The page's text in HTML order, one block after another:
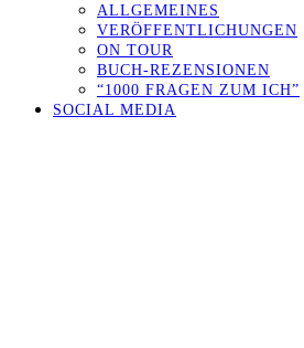
ALLGEMEINES
VERÖFFENTLICHUNGEN
ON TOUR
BUCH-REZENSIONEN
“1000 FRAGEN ZUM ICH”
SOCIAL MEDIA